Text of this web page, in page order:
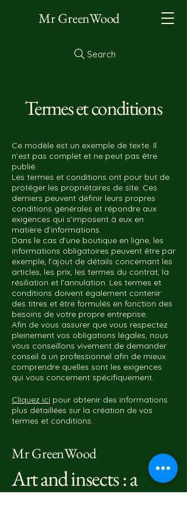
Mr GreenWood
Search
Termes et conditions
Ce modèle est un exemple de texte. Il
n’est pas complet et ne peut pas être
publié.
Les termes et conditions ont pour but de
protéger les propriétaires de site. Ces
derniers peuvent définir leurs propres
conditions générales et répondre aux
exigences qui s’imposent à eux en
matière d’informations.
Dans le cas d’une boutique en ligne, les
informations obligatoires peuvent être par
exemple, l’ajout de détails concernant les
articles, les prix, les termes du contrat, la
résiliation et l’annulation. Les termes et
conditions doivent également contenir
des titres et être formulés en fonction des
besoins de votre propre entreprise.
Afin de vous assurer que vous respectez
pleinement vos obligations légales, nous
vous conseillons vivement de demander
conseil à un professionnel afin de mieux
comprendre quelles sont les exigences
qui vous concernent spécifiquement.
Cliquez ici pour obtenir des informations
plus détaillées sur la création de vos
termes et conditions.
Mr GreenWood
Art and insects : a
harmony to discover!